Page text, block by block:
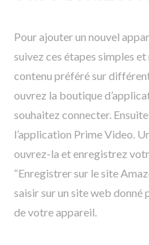
Pour ajouter un nouvel
suivez ces étapes simples
contenu préféré sur
ouvrez la boutique
souhaitez connecter.
l’application Prime Video.
ouvrez-la et enregistrez
“Enregistrer sur le site
saisir sur un site web donné
de votre appareil.